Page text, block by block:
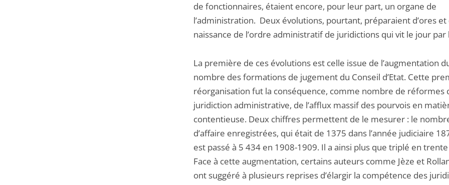
de fonctionnaires, étaient encore, pour leur part, un organe de
l’administration. Deux évolutions, pourtant, préparaient d’ores et
naissance de l’ordre administratif de juridictions qui vit le jour par
La première de ces évolutions est celle issue de l’augmentation
nombre des formations de jugement du Conseil d’Etat. Cette
réorganisation fut la conséquence, comme nombre de réformes
juridiction administrative, de l’afflux massif des pourvois en
contentieuse. Deux chiffres permettent de le mesurer : le
d’affaire enregistrées, qui était de 1375 dans l’année judiciaire
est passé à 5 434 en 1908-1909. Il a ainsi plus que triplé en
Face à cette augmentation, certains auteurs comme Jèze et
ont suggéré à plusieurs reprises d’élargir la compétence des